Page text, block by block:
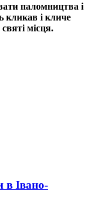
паломництва і
кликав і кличе
місця.
в Івано-